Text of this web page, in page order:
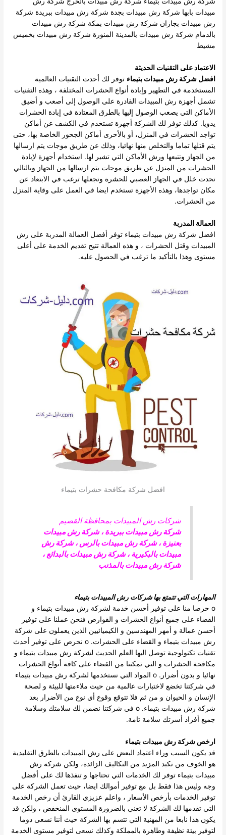
مبيدات بابها شركة رش مبيدات بجدة شركة رش مبيدات ببريدة شركة
رش مبيدات بجازان شركة رش مبيدات بمكة شركة رش مبيدات
بالدمام شركة رش مبيدات بالمدينة المنورة شركة رش مبيدات بخميس
مشيط
الاعتماد على التقنيات الحديثة
افضل شركة رش مبيدات بتيماء توفر لك أحدث التقنيات العالمية
المستخدمة في التطهير وإبادة أنواع الحشرات المختلفة ، وهذه التقنيات
تشمل أجهزة رش المبيدات القادرة على الوصول إلى أصعب و أضيق
الأماكن التي يصعب الوصول إليها بالطرق المعتادة في إبادة الحشرات
يدويا. كذلك توفر لك الشركة أجهزة تستخدم في الكشف عن أماكن
تواجد الحشرات في المنزل، أو بالأحرى أماكن الجحور الخاصة بها، حتى
يتم قتلها تماما والتخلص منها نهائيا، وذلك عن طريق موجات يتم ارسالها
من الجهاز وتتبعها ورش الأماكن التي تشير لها. استخدام أجهزة لإبادة
الحشرات من المنزل عن طريق موجات يتم ارسالها من الجهاز وبالتالي
تحدث خلل في الجهاز العصبي للحشرة وتجعلها ترغب في الابتعاد عن
مكان تواجدها، وهذه الأجهزة تستخدم ايضا في العمل على وقاية المنزل
من الحشرات.
العمالة المدربة
افضل شركة رش مبيدات بتيماء توفر أفضل العمالة المدربة على رش
المبيدات وقتل الحشرات ، و هذه العمالة تتيح تقديم الخدمة على أعلى
مستوى وهذا بالتأكيد ما ترغب في الحصول عليه.
افضل شركة مكافحة حشرات بتيماء
شركات رش المبيدات بمحافظة القصيم
شركة رش مبيدات ببريدة،شركة رش مبيدات
بعنيزة،شركة رش مبيدات بالرس،شركة رش
مبيدات بالبكيرية،شركة رش مبيدات بالبدائع،
شركة رش مبيدات بالمذنب
المهارات التي تتمتع بها شركات رش المبيدات بتيماء
o حرصا منا على توفير أحسن خدمة لشركة رش مبيدات بتيماء و
القضاء على جميع أنواع الحشرات و القوارص فنحن عملنا على توفير
أحسن عمالة و أمهر المهندسين و الكيميائيين الذين يعملون على شركة
رش مبيدات بتيماء و القضاء على الحشرات. o نحرص على توفير أحدث
تقنيات تكنولوجية توصل اليها العلم الحديث لشركة رش مبيدات بتيماء و
مكافحة الحشرات و التي تمكننا من القضاء على كافة أنواع الحشرات
نهائيا و بدون أضرار. o المواد التي نستخدمها لشركة رش مبيدات بتيماء
في شركتنا تخضع لاختبارات عالمية من حيث ملاءمتها للبيئة و لصحة
الإنسان و الحيوان و من ثم فلا تتوقع وقوع أي نوع من الأضرار بعد
شركة رش مبيدات بتيماء. o في شركتنا نضمن لك سلامتك وسلامة
جميع أفراد أسرتك سلامة تامة.
ارخصشركة رش مبيدات بتيماء
قد يكون السبب وراء اعتماد البعض على رش المبيدات بالطرق التقليدية
هو الخوف من تكبد المزيد من التكاليف الزائدة، ولكن شركة رش
مبيدات بتيماء توفر لك الخدمات التي تحتاجها و تنفذها لك على أفضل
وجه وليس هذا فقط بل مع توفير أموالك ايضا، حيث تعمل الشركة على
توفير الخدمات بأرخص الأسعار ، واعلم عزيزي القارئ أن رخص الخدمة
التي تقدمها لك الشركة لا تعني بالضرورة المستوى المنخفض ، ولكن قد
يكون هذا نابعا من المهنية التي تتسم بها الشركة حيث أننا نسعى دوما
لتوفير بيئة نظيفة وطاهرة بالمملكة وكذلك نسعى لتوفير مستوى الخدمة